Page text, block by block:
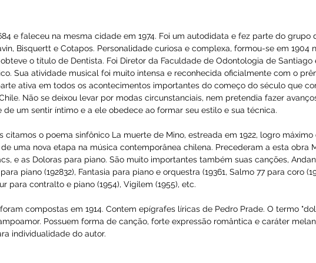
da dor
de ayer
?
...
em 1684 e faleceu na mesma cidade em 1974. Foi um autodidata e fez
Lavin, Bisquertt e Cotapos. Personalidade curiosa e complexa,
1910, obteve o título de Dentista. Foi Diretor da Faculdade de
parte ativa em todos os acontecimentos importantes do começo
de Chile. Não se deixou levar por modas circunstanciais, nem
nasce de um sentir íntimo e a ele obedece ao formar seu estilo e sua